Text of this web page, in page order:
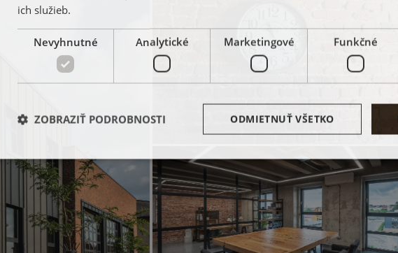
ich služieb.
Nevyhnutné Analytické Marketingové Funkčné
ODMIETNUŤ VŠETKO
ZOBRAZIŤ PODROBNOSTI